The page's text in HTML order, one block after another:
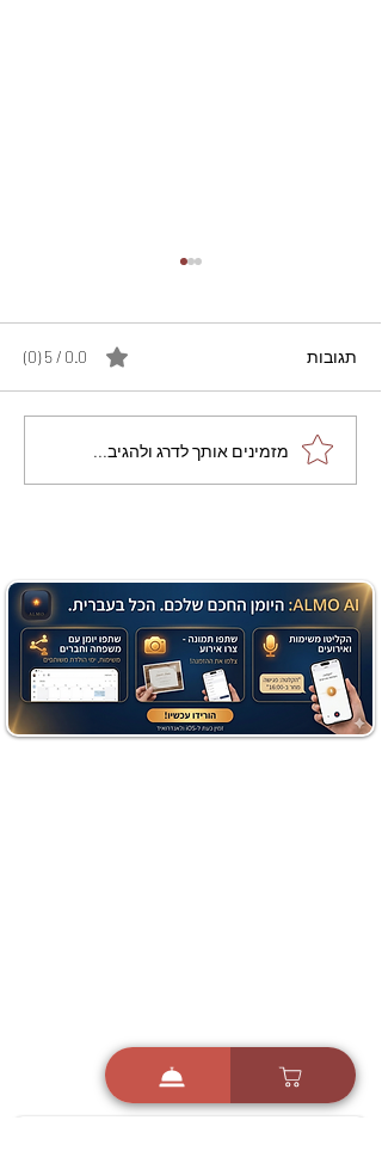
מתכון מנצח עוגת מייפל
שוקולד בחושה וקלה - זיוה
תגובות 0.0 / 5 ‏(0)
מזמינים אותך לדרג ולהגיב...